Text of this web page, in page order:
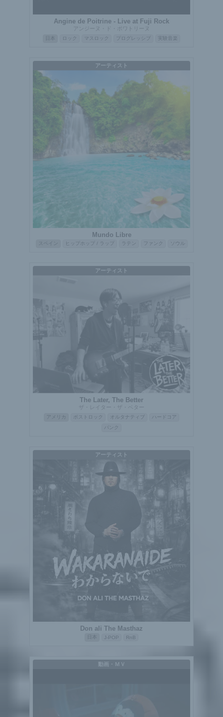
Angine de Poitrine - Live at Fuji Rock
アンジーヌ・ド・ポワトリーヌ
ロック マスロック プログレッシブ 実験音楽
アーティスト
Mundo Libre
スペイン ヒップホップ / ラップ ラテン ファンク ソウル
アーティスト
The Later, The Better
ザ・レイター・ザ・ベター
アメリカ ポストロック オルタナティブ
ハードコア
パンク
アーティスト
Don ali The Masthaz
J-POP RnB
動画・ＭＶ